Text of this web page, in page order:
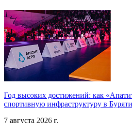
Год высоких достижений: как
спортивную инфраструктуру в
7 августа 2026 г.